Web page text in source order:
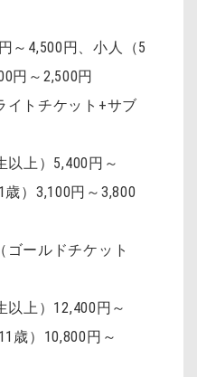
～4,500円 、小人（5
円～2,500円
イトチケット+サブ
以上）5,400円～
）3,100円～3,800
ゴールドチケット
上）12,400円～
歳）10,800円～